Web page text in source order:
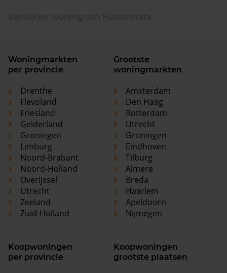
Woningmarkten
per provincie
Drenthe
Flevoland
Friesland
Gelderland
Groningen
Limburg
Noord-Brabant
Noord-Holland
Overijssel
Utrecht
Zeeland
Zuid-Holland
Grootste
woningmarkten
Amsterdam
Den Haag
Rotterdam
Utrecht
Groningen
Eindhoven
Tilburg
Almere
Breda
Haarlem
Apeldoorn
Nijmegen
Koopwoningen
per provincie
Koopwoningen
grootste plaatsen